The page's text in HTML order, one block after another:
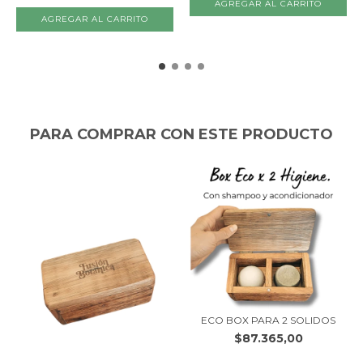
PARA COMPRAR CON ESTE PRODUCTO
ECO BOX PARA 2 SOLIDOS
$87.365,00